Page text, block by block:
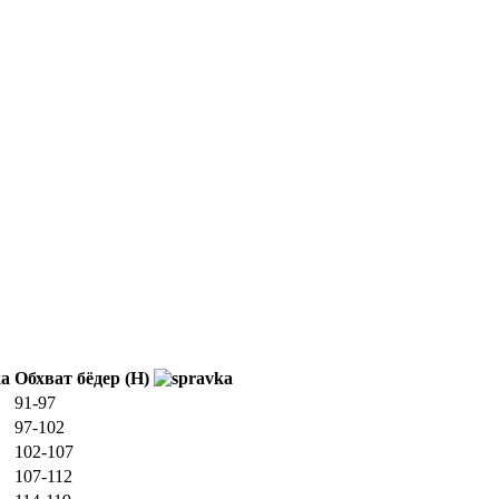
Обхват бёдер (H)
91-97
97-102
102-107
107-112